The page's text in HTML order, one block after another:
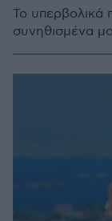
Το υπερβολικά
συνηθισμένα